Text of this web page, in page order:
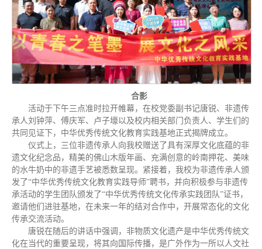
合影
活动于下午三点准时拉开帷幕，在校党委副书记唐锐、非遗传
承人刘钟萍、傅庆军、卢子壕以及校内相关部门负责人、学生们的
共同见证下，中华优秀传统文化教育实践基地正式揭牌成立。
仪式上，三位非遗传承人向我校赠送了具有深厚文化底蕴的非
遗文化纪念品，精美的佛山木版年画、充满创意的岭南押花、美味
的水牛奶中的非遗手艺被悉数呈现。紧接着，我校为非遗传承人颁
发了“中华优秀传统文化教育实践导师”聘书，并向积极参与非遗传
承活动的学生团队颁发了“中华优秀传统文化传承实践团队”证书，
邀请他们进驻基地，在未来一年的结对合作中，开展常态化的文化
传承交流活动。
唐锐在随后的讲话中强调，非物质文化遗产是中华优秀传统文
化在当代的重要呈现，将其向国际传播，是广外作为一所以人文社